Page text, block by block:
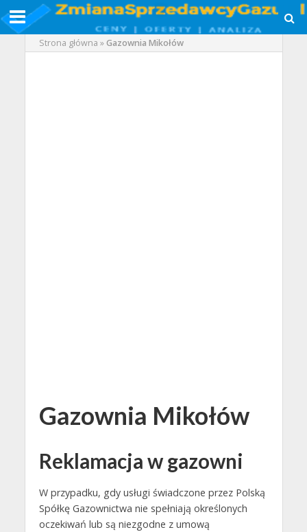
Strona główna »Gazownia Mikołów
Gazownia Mikołów
Reklamacja w gazowni
W przypadku, gdy usługi świadczone przez Polską
Spółkę Gazownictwa nie spełniają określonych
oczekiwań lub są niezgodne z umową